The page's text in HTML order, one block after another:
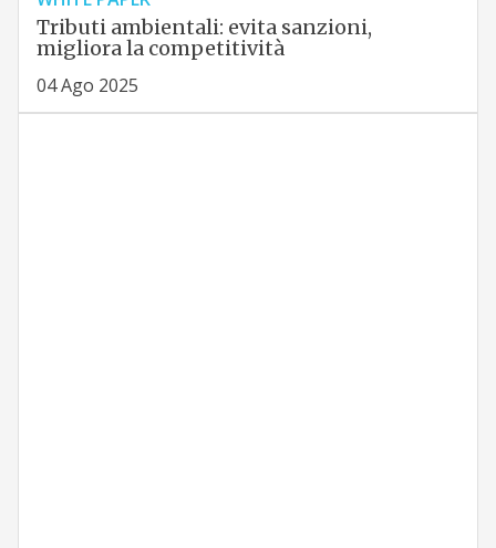
Tributi ambientali: evita sanzioni,
migliora la competitività
04 Ago 2025